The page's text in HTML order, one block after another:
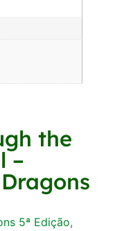
the
–
5ª Edição,